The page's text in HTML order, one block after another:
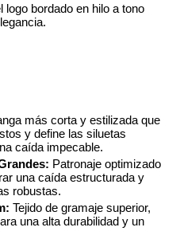
logo bordado en hilo a tono
más corta y estilizada que
y define las siluetas
caída impecable.
Patronaje optimizado
una caída estructurada y
robustas.
Tejido de gramaje superior,
una alta durabilidad y un